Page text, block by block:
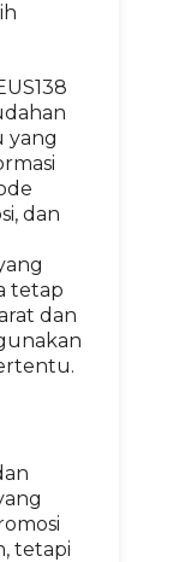
yang
dan
tetap
dan
tetapi